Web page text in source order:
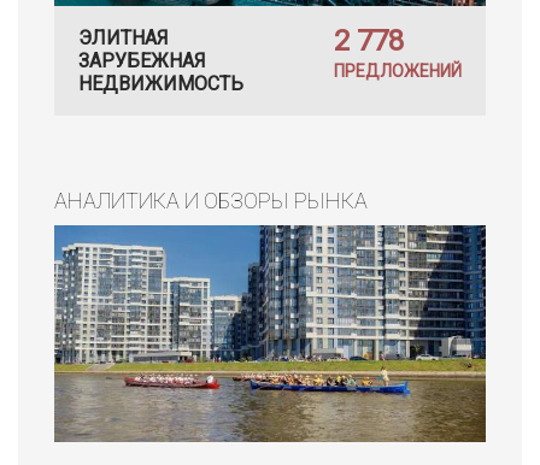
ЭЛИТНАЯ
ЗАРУБЕЖНАЯ
НЕДВИЖИМОСТЬ
2 778
ПРЕДЛОЖЕНИЙ
АНАЛИТИКА И ОБЗОРЫ РЫНКА